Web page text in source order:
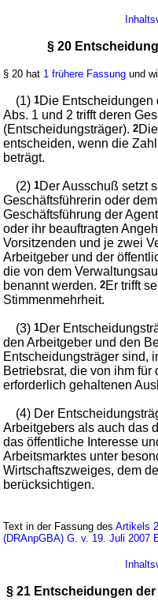
§ 20
§ 20 hat 1 frühere Fassung und
(1)1Die Entscheidungen
Abs. 1 und 2 trifft deren
(Entscheidungsträger).2
entscheiden, wenn die
beträgt.
(2)1Der Ausschuß setzt
Geschäftsführerin oder
Geschäftsführung der
oder ihr beauftragten
Vorsitzenden und je zwei
Arbeitgeber und der
die von dem
benannt werden.2Er trifft
Stimmenmehrheit.
(3)1Der
den Arbeitgeber und den
Entscheidungsträger sind,
Betriebsrat, die von ihm
erforderlich gehaltenen
(4) Der
Arbeitgebers als auch das
das öffentliche Interesse
Arbeitsmarktes unter
Wirtschaftszweiges, dem
berücksichtigen.
Text in der Fassung desArtikels
(DRAnpGBA) G. v. 19. Juli 2007
§ 21 Entscheidungen